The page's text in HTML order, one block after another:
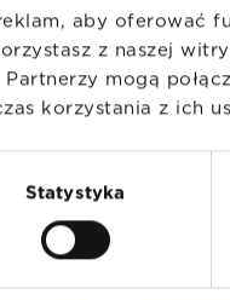
aby oferować
z naszej
mogą
korzystania z ich
Statystyka